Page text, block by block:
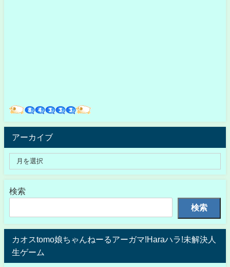
アーカイブ
検索
検索
カオスtomo娘ちゃんねーるアーガマ!Haraハラ!未解決人
生ゲーム